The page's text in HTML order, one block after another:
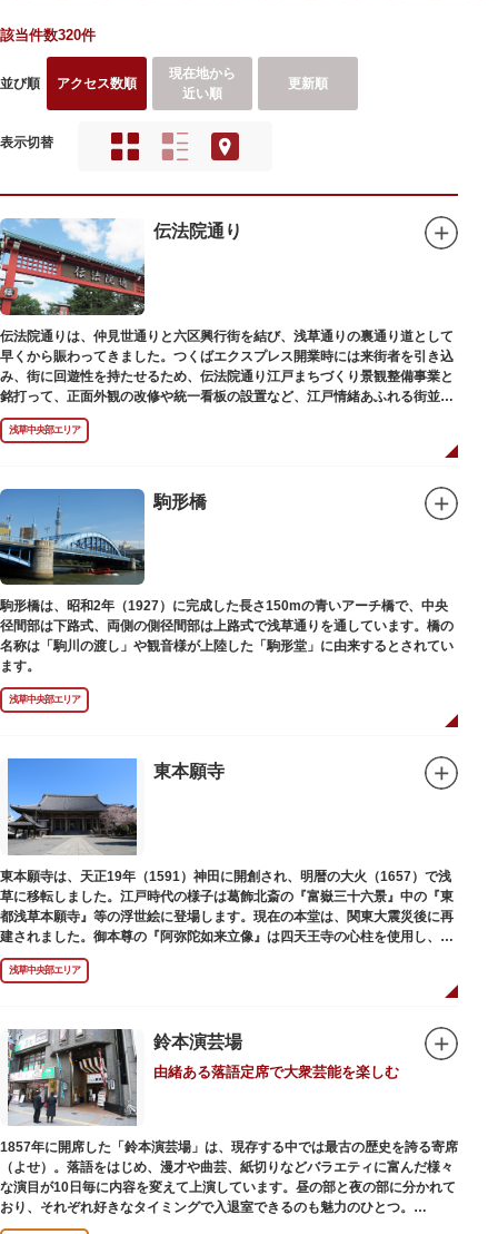
該当件数320件
並び順 アクセス数順
現在地から
近い順
更新順
表示切替
伝法院通り
伝法院通りは、仲見世通りと六区興行街を結び、浅草通りの裏通り道として
早くから賑わってきました。つくばエクスプレス開業時には来街者を引き込
み、街に回遊性を持たせるため、伝法院通り江戸まちづくり景観整備事業と
銘打って、正面外観の改修や統一看板の設置など、江戸情緒あふれる街並み
を再現する景観整備を進めてきました。
浅草中央部エリア
駒形橋
駒形橋は、昭和2年（1927）に完成した長さ150mの青いアーチ橋で、中央
径間部は下路式、両側の側径間部は上路式で浅草通りを通しています。橋の
名称は「駒川の渡し」や観音様が上陸した「駒形堂」に由来するとされてい
ます。
浅草中央部エリア
東本願寺
東本願寺は、天正19年（1591）神田に開創され、明暦の大火（1657）で浅
草に移転しました。江戸時代の様子は葛飾北斎の『富嶽三十六景』中の『東
都浅草本願寺』等の浮世絵に登場します。現在の本堂は、関東大震災後に再
建されました。御本尊の『阿弥陀如来立像』は四天王寺の心柱を使用し、嘉
禄2年（1226）頃の作と伝わっています。また、梵鐘は寛永7年（1630）以
後のものと推定され、都内に現存する梵鐘の中では有数の風格を誇り、毎年
浅草中央部エリア
鈴本演芸場
由緒ある落語定席で大衆芸能を楽しむ
1857年に開席した「鈴本演芸場」は、現存する中では最古の歴史を誇る寄席
（よせ）。落語をはじめ、漫才や曲芸、紙切りなどバラエティに富んだ様々
な演目が10日毎に内容を変えて上演しています。昼の部と夜の部に分かれて
おり、それぞれ好きなタイミングで入退室できるのも魅力のひとつ。
上演中は飲食も可能です。おすすめは売店で購入できる、お箸で切れるやわ